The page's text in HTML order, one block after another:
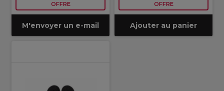
OFFRE
M'envoyer un e-mail
OFFRE
Ajouter au panier